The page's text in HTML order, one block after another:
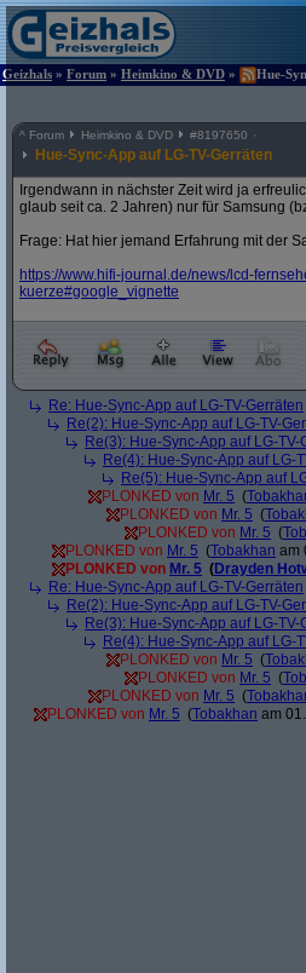
Geizhals » Forum » Heimkino & DVD » Hue-
^ Forum Heimkino & DVD #8197650
Hue-Sync-App auf LG-TV-Gerräten
Irgendwann in nächster Zeit wird ja
glaub seit ca. 2 Jahren) nur für Samsung
Frage: Hat hier jemand Erfahrung mit der
https://www.hifi-journal.de/news/ lcd-
kuerze#google_vignette
Re: Hue-Sync-App auf LG-TV-Gerräten
Re(2): Hue-Sync-App auf LG-TV-
Re(3): Hue-Sync-App auf LG-TV-
Re(4): Hue-Sync-App auf LG-
Re(5): Hue-Sync-App auf
PLONKED von Mr. 5 (
PLONKED von Mr. 5 (
PLONKED von Mr. 5 (
PLONKED von Mr. 5 (Tobakhan am
PLONKED von Mr. 5 (Drayden
Re: Hue-Sync-App auf LG-TV-Gerräten
Re(2): Hue-Sync-App auf LG-TV-
Re(3): Hue-Sync-App auf LG-TV-
Re(4): Hue-Sync-App auf LG-
PLONKED von Mr. 5 (
PLONKED von Mr. 5 (
PLONKED von Mr. 5 (
PLONKED von Mr. 5 (Tobakhan am